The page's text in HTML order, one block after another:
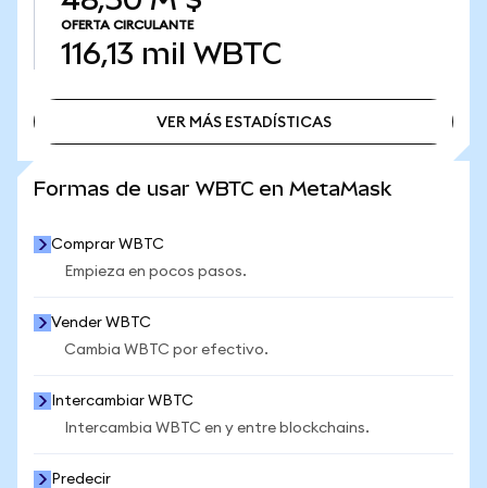
OFERTA CIRCULANTE
116,13 mil WBTC
VER MÁS ESTADÍSTICAS
Formas de usar WBTC en MetaMask
Comprar WBTC
Empieza en pocos pasos.
Vender WBTC
Cambia WBTC por efectivo.
Intercambiar WBTC
Intercambia WBTC en y entre blockchains.
Predecir